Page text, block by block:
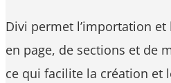
Divi permet l’importation et
en page, de sections et de
ce qui facilite la création et